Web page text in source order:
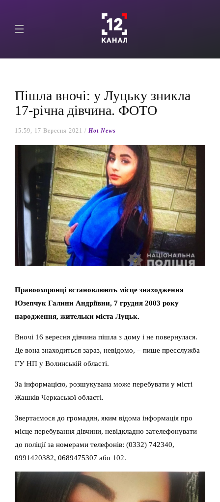
Пішла вночі: у Луцьку зникла
17-річна дівчина. ФОТО
15:59, 17 Вересня 2021 / Hot News
Правоохоронці встановлюють місце знаходження
Юзепчук Галини Андріївни, 7 грудня 2003 року
народження, жительки міста Луцьк.
Вночі 16 вересня дівчина пішла з дому і не повернулася.
Де вона знаходиться зараз, невідомо, – пише пресслужба
ГУ НП у Волинській області.
За інформацією, розшукувана може перебувати у місті
Жашків Черкаської області.
Звертаємося до громадян, яким відома інформація про
місце перебування дівчини, невідкладно зателефонувати
до поліції за номерами телефонів: (0332) 742340,
0991420382, 0689475307 або 102.